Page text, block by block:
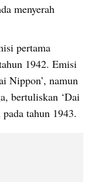
menyerah
pertama
1942. Emisi
Nippon’, namun
bertuliskan ‘Dai
tahun 1943.